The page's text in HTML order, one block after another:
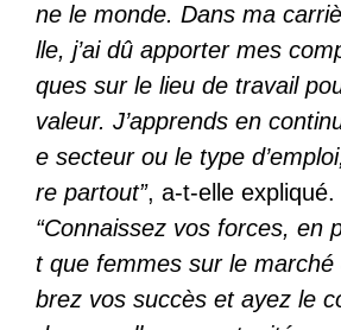
ne le monde. Dans ma
lle, j’ai dû apporter mes
ques sur le lieu de travail
valeur. J’apprends en
e secteur ou le type
re partout”, a-t-elle
“Connaissez vos forces, en
t que femmes sur le
brez vos succès et ayez le